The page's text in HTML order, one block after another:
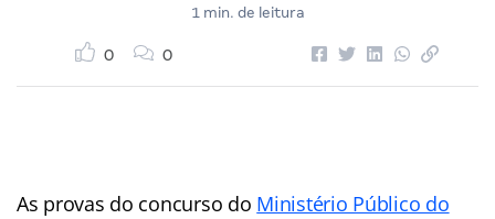
1 min. de leitura
0 0
As provas do concurso do Ministério Público do